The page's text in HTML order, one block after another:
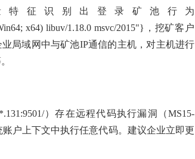
征识别出登录矿池行为
x64) libuv/1.18.0 msvc/2015"}，挖矿客户
局域网中与矿池IP通信的主机，对主机进行
）存在远程代码执行漏洞（MS15-
户上下文中执行任意代码。建议企业立即更